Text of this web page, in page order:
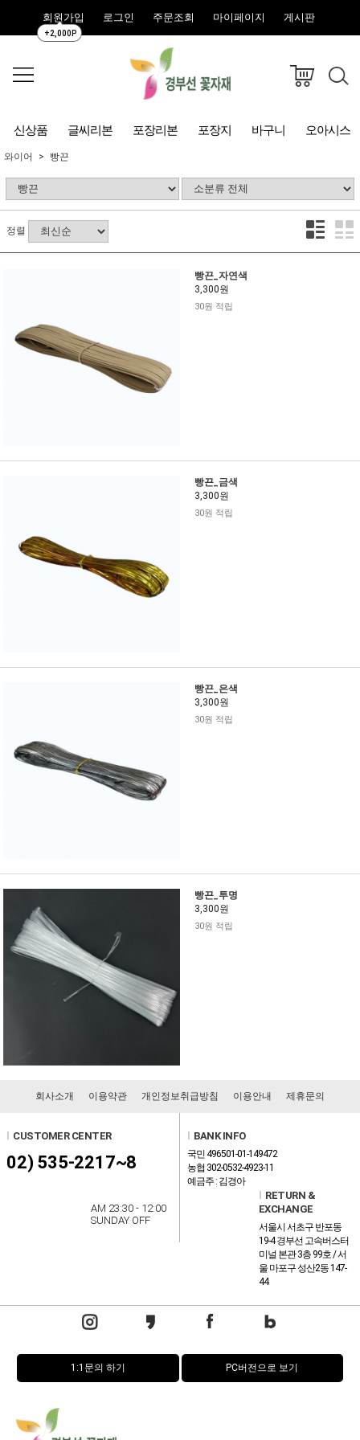
회원가입
+2,000P
로그인 주문조회 마이페이지 게시판
신상품 글씨리본 포장리본 포장지 바구니 오아시스
와이어 빵끈
정렬
빵끈_자연색
3,300원
30원 적립
빵끈_금색
3,300원
30원 적립
빵끈_은색
3,300원
30원 적립
빵끈_투명
3,300원
30원 적립
회사소개 이용약관 개인정보취급방침 이용안내 제휴문의
CUSTOMER CENTER
02) 535-2217~8
AM 23:30 - 12:00
SUNDAY OFF
BANK INFO
국민 496501-01-149472
농협 302-0532-4923-11
예금주 : 김경아
RETURN &
EXCHANGE
서울시 서초구 반포동
19-4 경부선 고속버스터
미널 본관 3층 99호 / 서
울 마포구 성산2동 147-
44
1:1문의 하기 PC버전으로 보기